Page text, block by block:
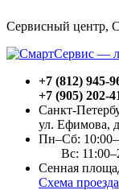
Сервисный центр,
+7 (812) 945-
+7 (905) 202-
Санкт-
ул. Ефимова,
Пн–Сб:
Вс:
Сенная
Схема проезда